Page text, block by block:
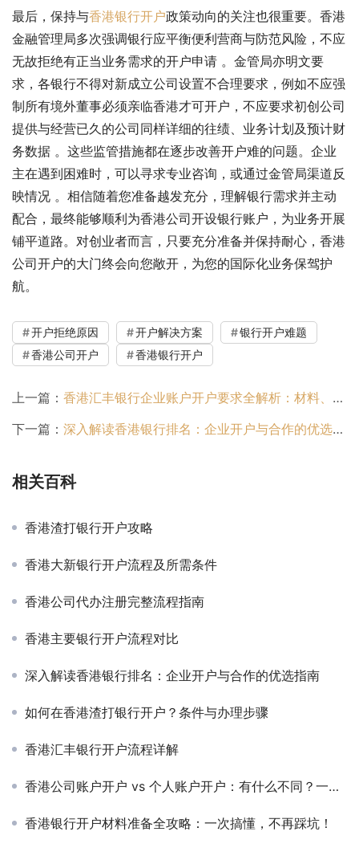
最后，保持与香港银行开户政策动向的关注也很重要。香港
金融管理局多次强调银行应平衡便利营商与防范风险，不应
无故拒绝有正当业务需求的开户申请 。金管局亦明文要
求，各银行不得对新成立公司设置不合理要求，例如不应强
制所有境外董事必须亲临香港才可开户，不应要求初创公司
提供与经营已久的公司同样详细的往绩、业务计划及预计财
务数据 。这些监管措施都在逐步改善开户难的问题。企业
主在遇到困难时，可以寻求专业咨询，或通过金管局渠道反
映情况 。相信随着您准备越发充分，理解银行需求并主动
配合，最终能够顺利为香港公司开设银行账户，为业务开展
铺平道路。对创业者而言，只要充分准备并保持耐心，香港
公司开户的大门终会向您敞开，为您的国际化业务保驾护
航。
开户拒绝原因 开户解决方案
银行开户难题
香港公司开户
香港银行开户
上一篇： 香港汇丰银行企业账户开户要求全解析：材料、流程与通过率提升指南
下一篇： 深入解读香港银行排名：企业开户与合作的优选指南
相关百科
香港渣打银行开户攻略
香港大新银行开户流程及所需条件
香港公司代办注册完整流程指南
香港主要银行开户流程对比
深入解读香港银行排名：企业开户与合作的优选指南
如何在香港渣打银行开户？条件与办理步骤
香港汇丰银行开户流程详解
香港公司账户开户 vs 个人账户开户：有什么不同？一文讲清！
香港银行开户材料准备全攻略：一次搞懂，不再踩坑！